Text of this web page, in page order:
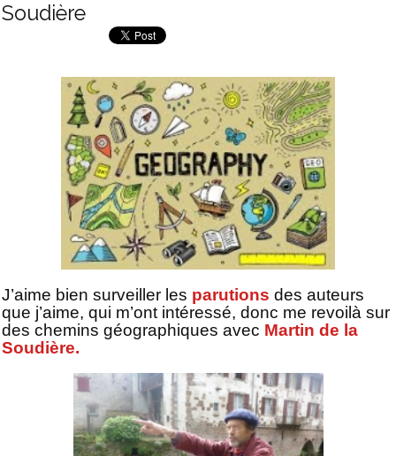
Soudière
J’aime bien surveiller les parutions des auteurs
que j’aime, qui m’ont intéressé, donc me revoilà sur
des chemins géographiques avec Martin de la
Soudière.